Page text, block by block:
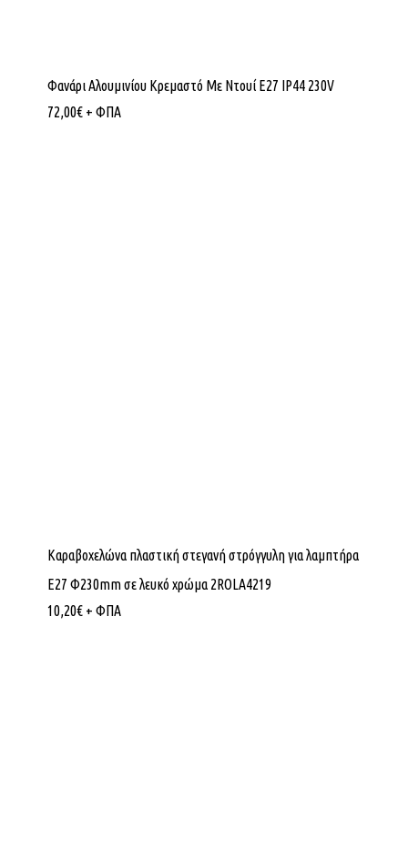
Φανάρι Αλουμινίου Κρεμαστό Με Ντουί E27 IP44 230V
72,00€ + ΦΠΑ
Καραβοχελώνα πλαστική στεγανή στρόγγυλη για λαμπτήρα
Ε27 Φ230mm σε λευκό χρώμα 2ROLA4219
10,20€ + ΦΠΑ